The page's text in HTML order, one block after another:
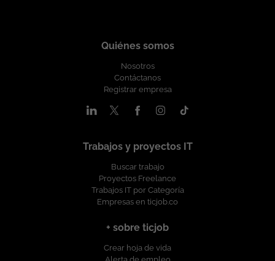
Quiénes somos
Nosotros
Contáctanos
Registrar empresa
Trabajos y proyectos IT
Buscar trabajo
Proyectos Freelance
Trabajos IT por Categoría
Empresas en ticjob.co
+ sobre ticjob
Crear hoja de vida